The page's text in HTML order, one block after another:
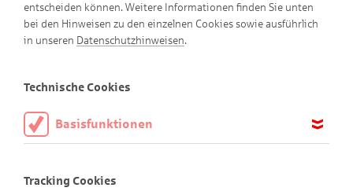
Zwillingszwist
entscheiden können. Weitere Informationen finden Sie unten
bei den Hinweisen zu den einzelnen Cookies sowie ausführlich
in unseren Datenschutzhinweisen.
Technische Cookies
Basisfunktionen
aktiviert sein.
Tracking Cookies